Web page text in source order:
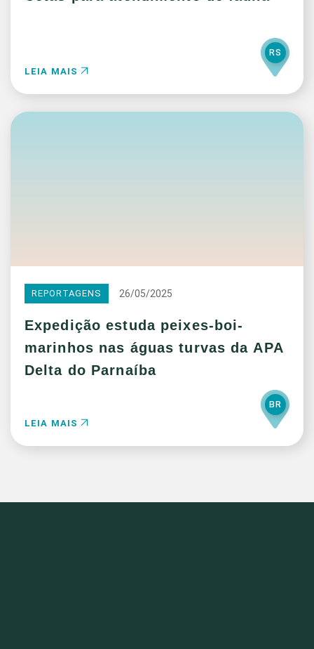
LEIA MAIS
RS
REPORTAGENS 26/05/2025
Expedição estuda peixes-boi-
marinhos nas águas turvas da APA
Delta do Parnaíba
LEIA MAIS
BR